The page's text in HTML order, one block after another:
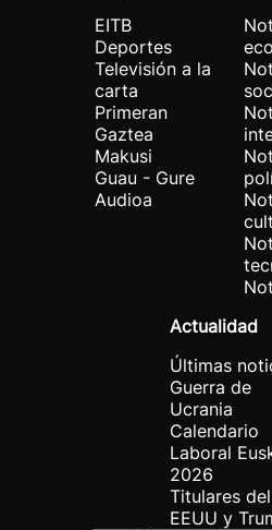
EITB
Deportes
Televisión a la
carta
Primeran
Gaztea
Makusi
Guau - Gure
Audioa
Actualidad
Últimas
Guerra de
Ucrania
Calendario
Laboral
2026
Titulares
EEUU y